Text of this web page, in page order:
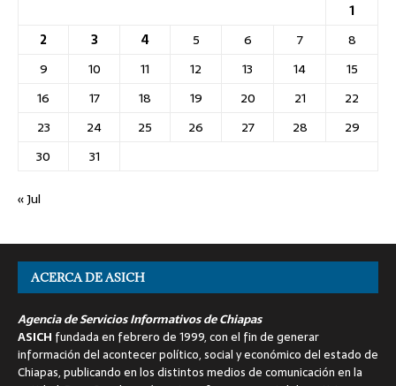
1
2
3 4 5 6 7
8
9
10 11 12 13 14
15
16
17 18 19 20 21
22
23
24 25 26 27 28
29
30
31
« Jul
ACERCA DE ASICH
Agencia de Servicios Informativos de Chiapas
ASICH fundada en febrero de 1999, con el fin de generar
información del acontecer político, social y económico del estado de
Chiapas, publicando en los distintos medios de comunicación en la